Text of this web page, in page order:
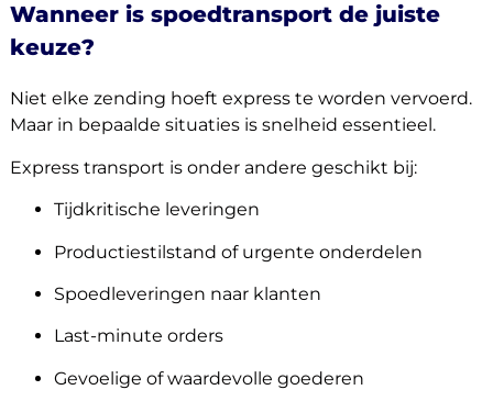
Wanneer is spoedtransport de juiste
keuze?
Niet elke zending hoeft express te worden vervoerd.
Maar in bepaalde situaties is snelheid essentieel.
Express transport is onder andere geschikt bij:
Tijdkritische leveringen
Productiestilstand of urgente onderdelen
Spoedleveringen naar klanten
Last-minute orders
Gevoelige of waardevolle goederen